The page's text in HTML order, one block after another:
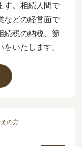
す。相続人間で
などの経営面で
続税の納税、節
いたします。
の方